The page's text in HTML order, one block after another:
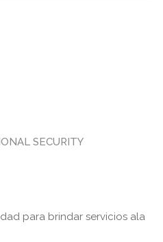
SECURITY
para brindar servicios ala